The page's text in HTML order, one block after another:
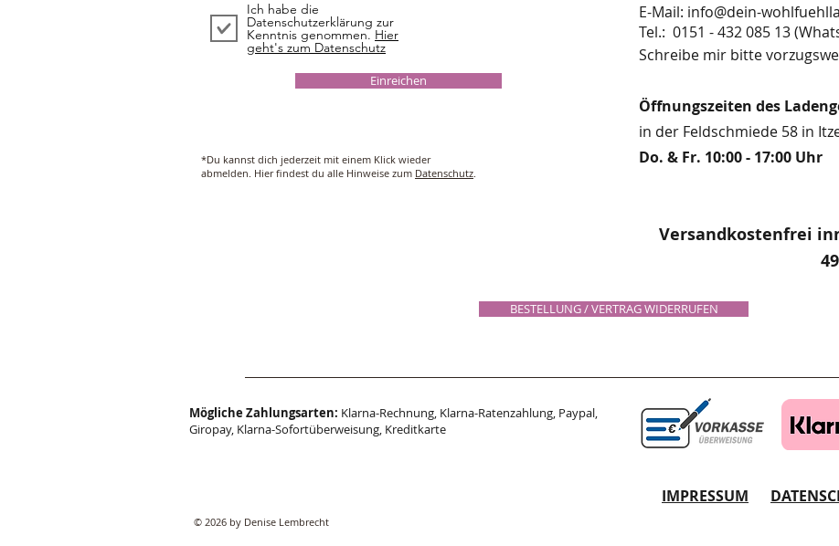
Ich habe die
Datenschutzerklärung zur
Kenntnis genommen. Hier
geht's zum Datenschutz
Einreichen
*Du kannst dich jederzeit mit einem Klick wieder
abmelden. Hier findest du alle Hinweise zum Datenschutz.
E-Mail: info@dein-
​​​​​​​​​​​​​​​​​​​​Tel.: 0151 - 432 085 13
Schreibe mir bitte
Öffnungszeiten des
in der Feldschmiede 58 in
Do. & Fr. 10:00 - 17:00 Uhr
Versandkostenfrei
BESTELLUNG / VERTRAG WIDERRUFEN
Mögliche Zahlungsarten: Klarna-Rechnung, Klarna-Ratenzahlung, Paypal,
Giropay, Klarna-Sofortüberweisung, Kreditkarte
IMPRESSUM
© 2026 by Denise Lembrecht